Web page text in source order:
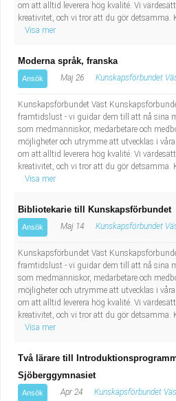
om att alltid leverera hög kvalité. Vi
kreativitet, och vi tror att du gör detsamma.
Visa mer
Moderna språk, franska
Ansök Maj 26 Kunskapsförbundet
Kunskapsförbundet Väst
framtidslust - vi guidar dem till att nå sina
som medmänniskor, medarbetare och
möjligheter och utrymme att utvecklas i
om att alltid leverera hög kvalité. Vi
kreativitet, och vi tror att du gör detsamma.
Visa mer
Bibliotekarie till Kunskapsförbundet
Ansök Maj 14 Kunskapsförbundet
Kunskapsförbundet Väst
framtidslust - vi guidar dem till att nå sina
som medmänniskor, medarbetare och
möjligheter och utrymme att utvecklas i
om att alltid leverera hög kvalité. Vi
kreativitet, och vi tror att du gör detsamma.
Visa mer
Två lärare till
Sjöberggymnasiet
Ansök Apr 24 Kunskapsförbundet